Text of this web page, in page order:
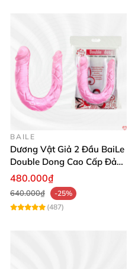
BAILE
Dương Vật Giả 2 Đầu BaiLe
Double Dong Cao Cấp Đảm
Bảo Độ Bền
480.000₫
640.000₫
-25%
(487)